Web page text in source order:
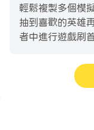
輕鬆複製多個模
抽到喜歡的英雄
者中進行遊戲刷